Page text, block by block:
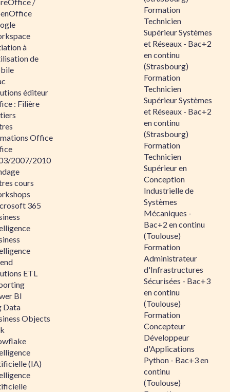
à
de
éditeur
: Filière
Office
2007/2010
cours
365
ETL
BI
Data
Objects
(IA)
Formation
Technicien
Supérieur Systèmes
et Réseaux - Bac+2
en continu
(Strasbourg)
Formation
Technicien
Supérieur Systèmes
et Réseaux - Bac+2
en continu
(Strasbourg)
Formation
Technicien
Supérieur en
Conception
Industrielle de
Systèmes
Mécaniques -
Bac+2 en continu
(Toulouse)
Formation
Administrateur
d'Infrastructures
Sécurisées - Bac+3
en continu
(Toulouse)
Formation
Concepteur
Développeur
d'Applications
Python - Bac+3 en
continu
(Toulouse)